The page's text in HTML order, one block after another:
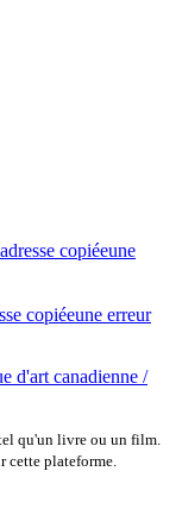
adresse copiéeune
copiéeune erreur
d'art canadienne /
qu'un livre ou un film.
cette plateforme.